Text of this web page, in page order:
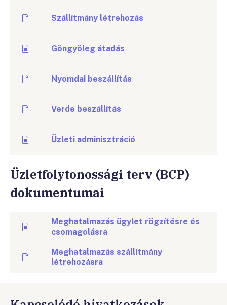
Szállítmány létrehozás
Göngyöleg átadás
Nyomdai beszállítás
Verde beszállítás
Üzleti adminisztráció
Üzletfolytonossági terv (BCP)
dokumentumai
Meghatalmazás ügylet rögzítésre és
csomagolásra
Meghatalmazás szállítmány
létrehozásra